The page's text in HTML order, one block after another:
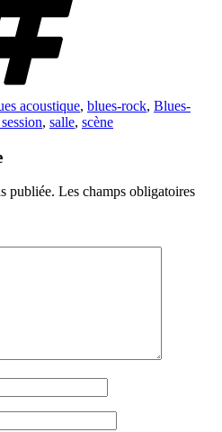
acoustique, blues-rock, Blues-
, salle, scène
publiée. Les champs obligatoires